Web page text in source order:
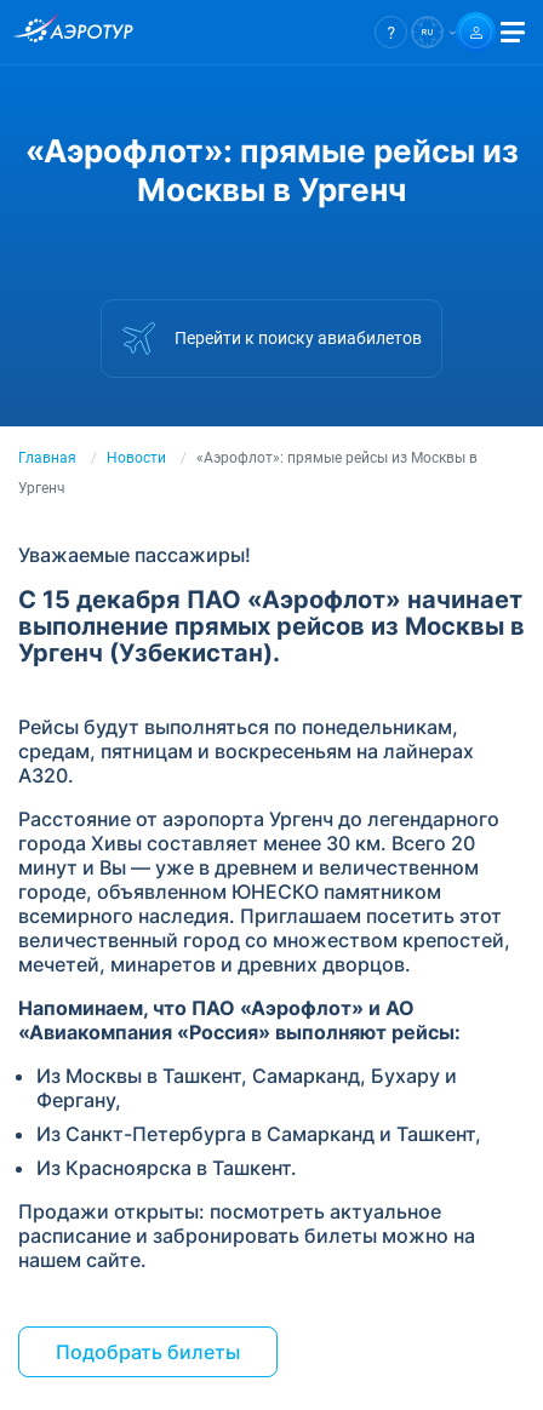
«Аэрофлот»: прямые рейсы из
Москвы в Ургенч
Перейти к поиску авиабилетов
Главная Новости
«Аэрофлот»: прямые рейсы из Москвы в
Ургенч
Уважаемые пассажиры!
С 15 декабря ПАО «Аэрофлот» начинает
выполнение прямых рейсов из Москвы в
Ургенч (Узбекистан).
Рейсы будут выполняться по понедельникам,
средам, пятницам и воскресеньям на лайнерах
A320.
Расстояние от аэропорта Ургенч до легендарного
города Хивы составляет менее 30 км. Всего 20
минут и Вы — уже в древнем и величественном
городе, объявленном ЮНЕСКО памятником
всемирного наследия. Приглашаем посетить этот
величественный город со множеством крепостей,
мечетей, минаретов и древних дворцов.
Напоминаем, что ПАО «Аэрофлот» и АО
«Авиакомпания «Россия» выполняют рейсы:
Из Москвы в Ташкент, Самарканд, Бухару и
Фергану,
Из Санкт-Петербурга в Самарканд и Ташкент,
Из Красноярска в Ташкент.
Продажи открыты: посмотреть актуальное
расписание и забронировать билеты можно на
нашем сайте.
Подобрать билеты